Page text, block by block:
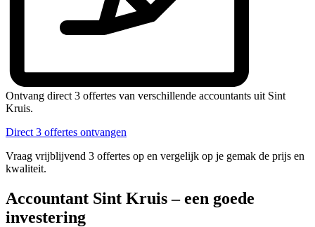
Ontvang direct 3 offertes van verschillende accountants uit Sint
Kruis.
Direct 3 offertes ontvangen
Vraag vrijblijvend 3 offertes op en vergelijk op je gemak de prijs en
kwaliteit.
Accountant Sint Kruis – een goede
investering